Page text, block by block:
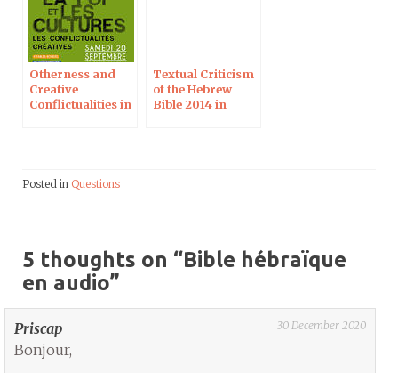
Otherness and
Creative
Conflictualities in
Textual Criticism
of the Hebrew
Bible 2014 in
Posted in Questions
5 thoughts on “Bible hébraïque
en audio”
Priscap 30 December 2020
Bonjour,